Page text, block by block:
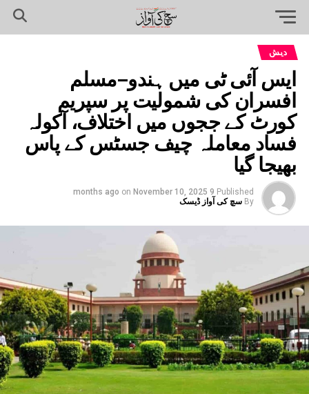
دیش
ایس آئی ٹی میں ہندو–مسلم
افسران کی شمولیت پر سپریم
کورٹ کے ججوں میں اختلاف، آکولہ
فساد معاملہ چیف جسٹس کے پاس
بھیجا گیا
Published
9 months ago
on November 10, 2025
By سچ کی آواز ڈیسک